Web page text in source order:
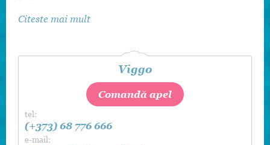
Citeste mai mult
Viggo
Comandă apel
tel:
(+373) 68 776 666
e-mail: